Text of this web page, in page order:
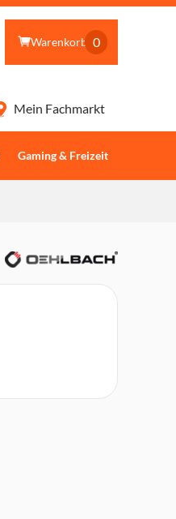
Warenkorb 0
Gaming & Freizeit
Mein Fachmarkt